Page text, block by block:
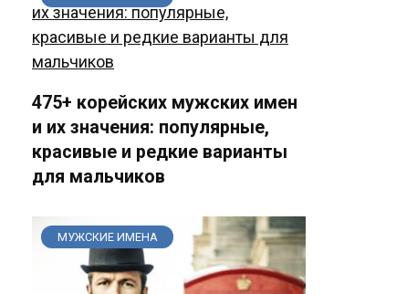
475+ корейских мужских имен
и их значения: популярные,
красивые и редкие варианты
для мальчиков
МУЖСКИЕ ИМЕНА